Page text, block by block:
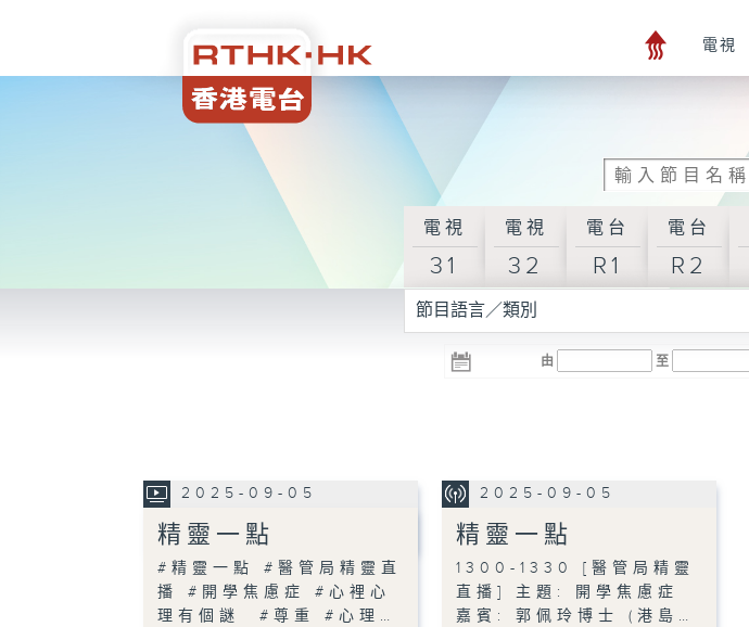
電視
電視
31
電視
32
電台
R1
電台
R2
節目語言／類別
由 至
2025-09-05
精靈一點
#精靈一點 #醫管局精靈直
播 #開學焦慮症 #心裡心
理有個謎 #尊重 #心理…
2025-09-05
精靈一點
1300-1330 [醫管局精靈
直播] 主題: 開學焦慮症
嘉賓: 郭佩玲博士 (港島…